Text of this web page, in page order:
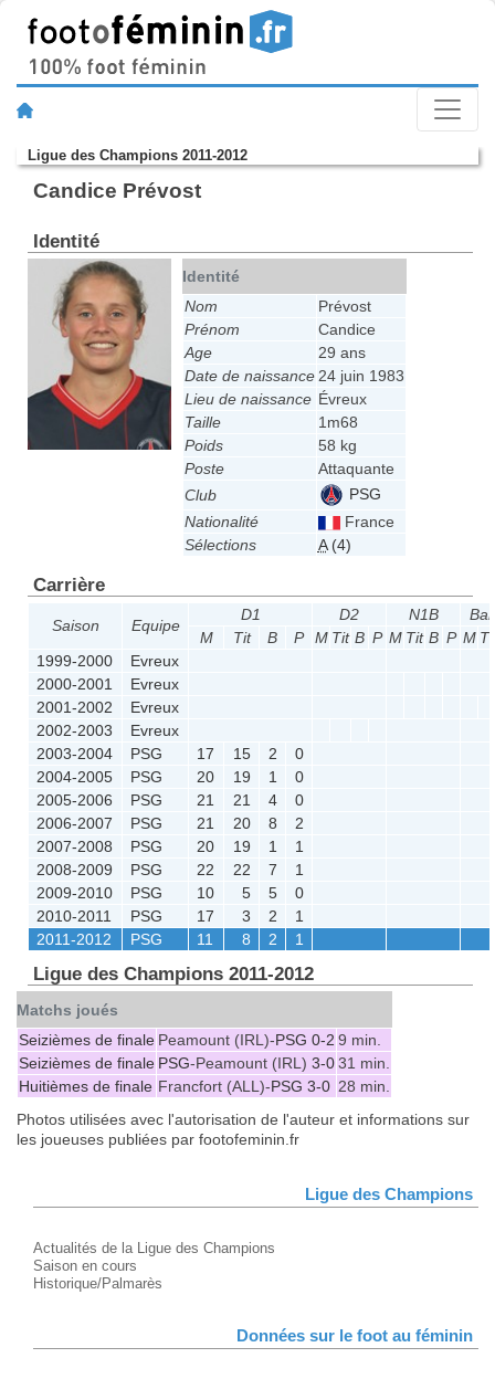
Ligue des Champions 2011-2012
Candice Prévost
Identité
Identité
Nom
Prévost
Prénom
Candice
Age
29 ans
Date de naissance 24 juin 1983
Lieu de naissance Évreux
Taille
1m68
Poids
58 kg
Poste
Attaquante
Club
PSG
Nationalité
France
Sélections
A(4)
Carrière
Saison Equipe
D1 D2 N1B
M
Tit B P M Tit B P M Tit B P M
1999-2000
Evreux
2000-2001
Evreux
2001-2002
Evreux
2002-2003
Evreux
2003-2004
PSG 17 15 2
0
2004-2005
PSG 20 19 1
0
2005-2006
PSG 21 21 4
0
2006-2007
PSG 21 20 8
2
2007-2008
PSG 20 19 1
1
2008-2009
PSG 22 22 7
1
2009-2010
PSG 10 5 5
0
2010-2011
PSG 17 3 2
1
2011-2012
PSG 11 8 2 1
Ligue des Champions 2011-2012
Matchs joués
Seizièmes de finale Peamount (IRL)-PSG 0-2 9 min.
Seizièmes de finale PSG-Peamount (IRL) 3-031 min.
Huitièmes de finale Francfort (ALL)-PSG 3-0 28 min.
Photos utilisées avec l'autorisation de l'auteur et informations sur
les joueuses publiées par footofeminin.fr
Ligue des Champions
Actualités de la Ligue des Champions
Saison en cours
Historique/Palmarès
Données sur le foot au féminin